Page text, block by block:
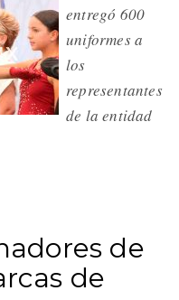
entregó 600
uniformes a
los
representantes
de la entidad
de
de